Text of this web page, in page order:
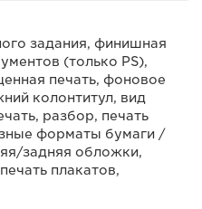
задания, финишная
(только PS),
печать, фоновое
колонтитул, вид
разбор, печать
форматы бумаги /
задняя обложки,
плакатов,